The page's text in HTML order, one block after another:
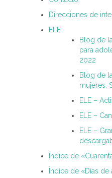
Direcciones de
ELE
Blog de
para
2022
Blog de
mujeres,
ELE –
ELE –
ELE –
Índice de
Índice de «Días de